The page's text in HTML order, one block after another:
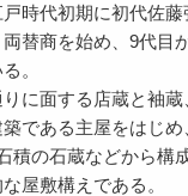
時代初期に初代佐
替商を始め、9代目
。
に面する店蔵と袖
である主屋をはじ
積の石蔵などから構
屋敷構えである。